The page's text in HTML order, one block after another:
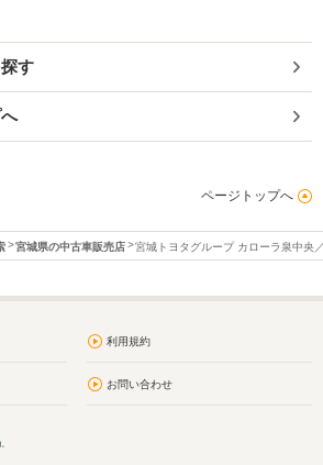
す
ページトップへ
宮城県の中古車販売店 宮城トヨタグループ カローラ泉中央
利用規約
お問い合わせ